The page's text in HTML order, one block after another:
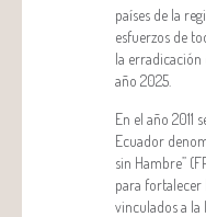
países de la
esfuerzos de
la
año 2025.
En el año
Ecuador
sin Hambre”
para fortalecer
vinculados a la